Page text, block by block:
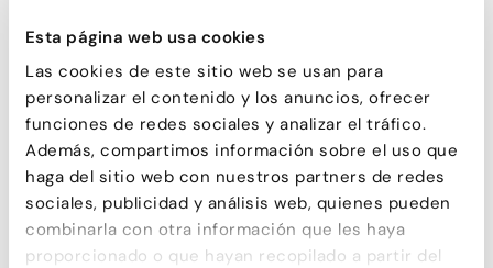
Esta página web usa cookies
Las cookies de este sitio web se usan para
personalizar el contenido y los anuncios, ofrecer
funciones de redes sociales y analizar el tráfico.
Además, compartimos información sobre el uso que
haga del sitio web con nuestros partners de redes
sociales, publicidad y análisis web, quienes pueden
combinarla con otra información que les haya
proporcionado o que hayan recopilado a partir del